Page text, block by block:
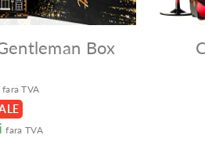
Box
fara TVA
fara TVA